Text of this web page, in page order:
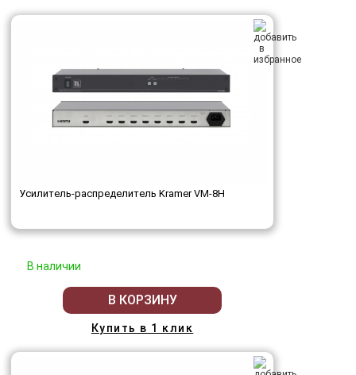
Усилитель-распределитель Kramer VM-8H
В наличии
В КОРЗИНУ
Купить в 1 клик